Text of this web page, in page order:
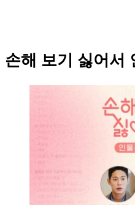
손해 보기 싫어서